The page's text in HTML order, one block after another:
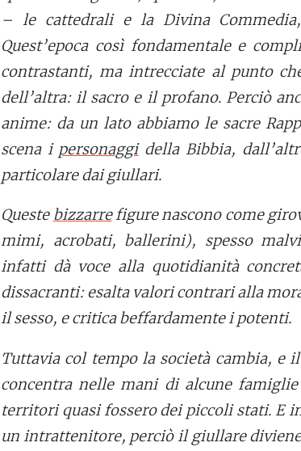
– le cattedrali e la Divina
Quest’epoca così fondamentale e
contrastanti, ma intrecciate al punto
dell’altra: il sacro e il profano. Perciò
anime: da un lato abbiamo le sacre
scena i personaggidella Bibbia,
particolare dai giullari.
Queste bizzarrefigure nascono come
mimi, acrobati, ballerini), spesso
infatti dà voce alla quotidianità
dissacranti: esalta valori contrari alla
il sesso, e critica beffardamente i potenti.
Tuttavia col tempo la società cambia, e
concentra nelle mani di alcune
territori quasi fossero dei piccoli stati. E
un intrattenitore, perciò il giullare